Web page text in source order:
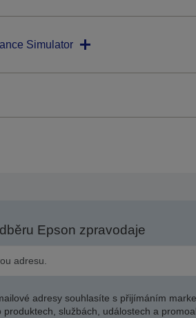
Simulator
Epson zpravodaje
adresy souhlasíte s přijímáním
produktech, službách, událostech a